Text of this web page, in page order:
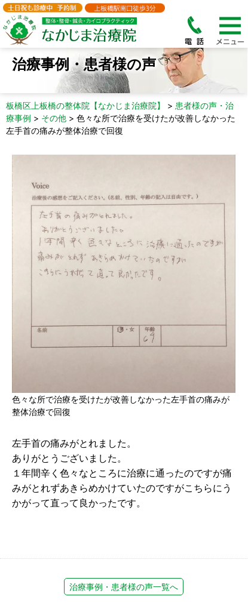
治療事例・患者様の声
板橋区上板橋の整体院【なかじま治療院】 > 患者様の声・治
療事例 > その他 > 色々な所で治療を受けたが改善しなかった
左手首の痛みが整体治療で回復
色々な所で治療を受けたが改善しなかった左手首の痛みが
整体治療で回復
左手首の痛みがとれました。
ありがとうございました。
１年間辛く色々なところに治療に通ったのですが痛
みがとれずあきらめかけていたのですがこちらにう
かがって直って良かったです。
治療事例・患者様の声一覧へ